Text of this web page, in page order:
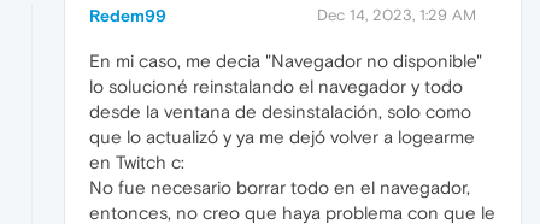
Redem99 Dec 14, 2023, 1:29 AM
En mi caso, me decia "Navegador no disponible"
lo solucioné reinstalando el navegador y todo
desde la ventana de desinstalación, solo como
que lo actualizó y ya me dejó volver a logearme
en Twitch c:
No fue necesario borrar todo en el navegador,
entonces, no creo que haya problema con que le